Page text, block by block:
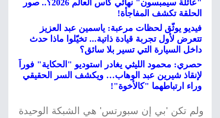
"عائلة سيمبسون" نهائي كأس العالم 2026؟.. صور
الحلقة تكشف المفاجأة!
فيديو يوثّق لحظات مرعبة: ياسمين عبد العزيز
تتعرض لأول تجربة قيادة ذاتية... تخيّلوا ماذا حدث
داخل السيارة التي تسير بلا سائق؟
حصري: محمود الليثي يغادر استوديو "الحكاية" فوراً
لإنقاذ شيرين عبد الوهاب… ويكشف السر الحقيقي
وراء ارتباطهما "كالأخوة"!
ولم تكن 'بي إن سبورتس' هي الشبكة الوحيدة